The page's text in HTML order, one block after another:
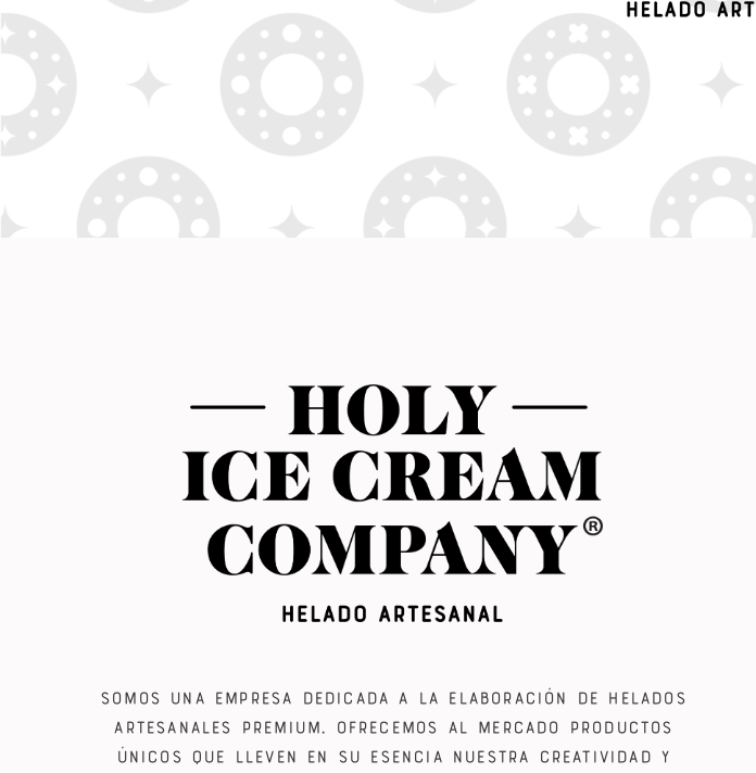
Somos una empresa dedicada a la elaboración de helados
artesanales premium. Ofrecemos al mercado productos
únicos que lleven en su esencia nuestra creatividad y